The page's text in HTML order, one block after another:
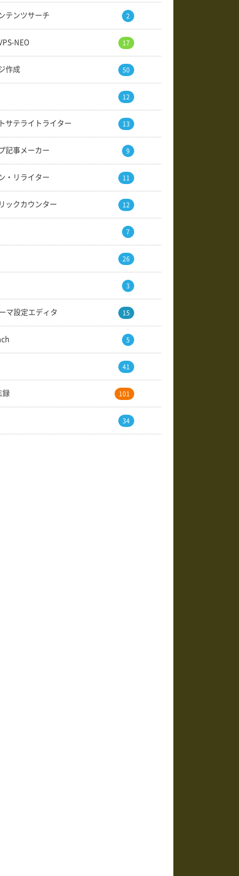
テンツサーチ 2
NEO 17
作成 50
12
サテライトライター 13
記事メーカー 9
・リライター 11
ックカウンター 12
7
26
3
マ設定エディタ 15
5
41
録 101
34